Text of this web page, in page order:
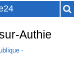
Authie
-